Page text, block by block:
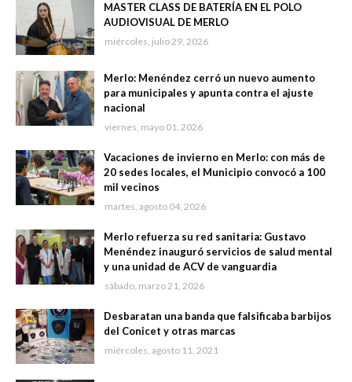
MASTER CLASS DE BATERÍA EN EL POLO
AUDIOVISUAL DE MERLO
miércoles, julio 29, 2026
Merlo: Menéndez cerró un nuevo aumento
para municipales y apunta contra el ajuste
nacional
viernes, mayo 01, 2026
Vacaciones de invierno en Merlo: con más de
20 sedes locales, el Municipio convocó a 100
mil vecinos
martes, agosto 04, 2026
Merlo refuerza su red sanitaria: Gustavo
Menéndez inauguró servicios de salud mental
y una unidad de ACV de vanguardia
sábado, marzo 21, 2026
Desbaratan una banda que falsificaba barbijos
del Conicet y otras marcas
miércoles, agosto 11, 2021